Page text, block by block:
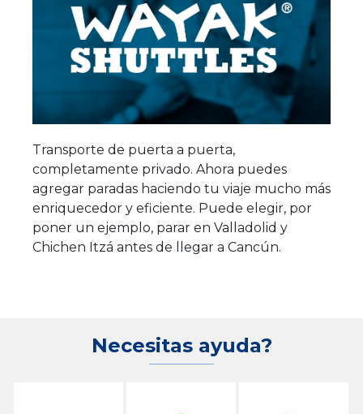
Transporte de puerta a puerta,
completamente privado. Ahora puedes
agregar paradas haciendo tu viaje mucho más
enriquecedor y eficiente. Puede elegir, por
poner un ejemplo, parar en Valladolid y
Chichen Itzá antes de llegar a Cancún.
Necesitas ayuda?